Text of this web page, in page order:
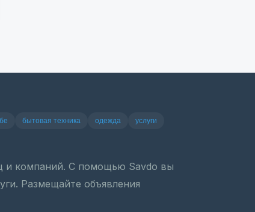
бытовая техника одежда
услуги
и компаний. С помощью Savdo вы
Размещайте объявления